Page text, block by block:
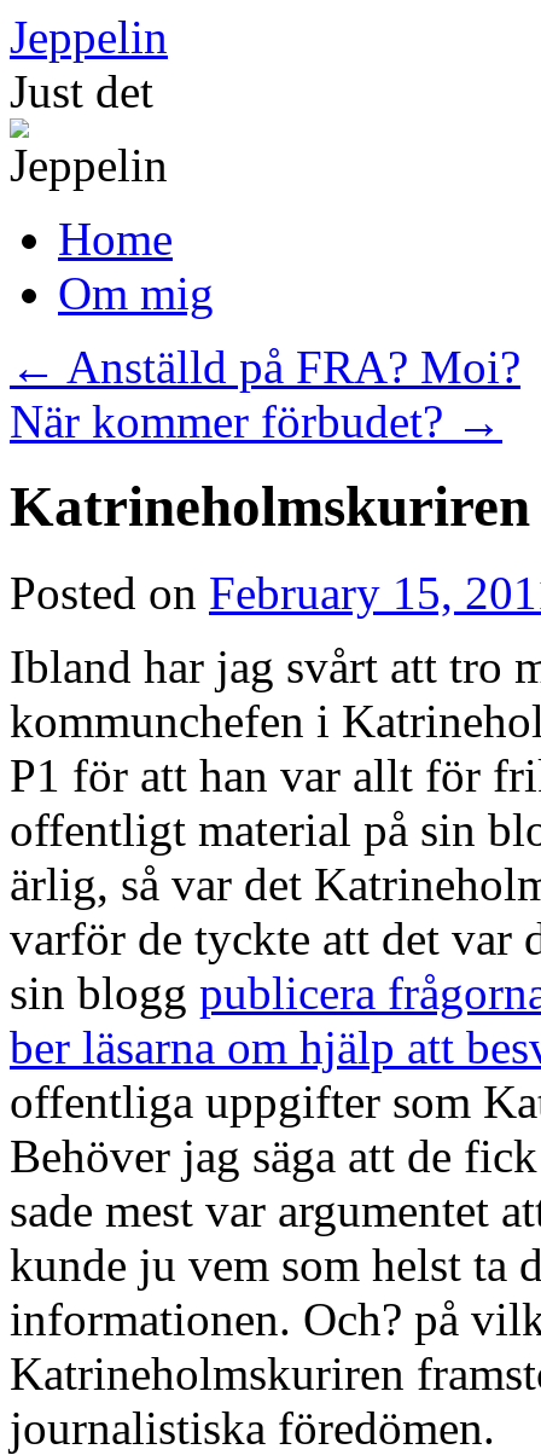
Skip
content
Jeppelin
Just det
Home
Om mig
← Anställd på FRA? Moi?
När kommer förbudet? →
Posted on February 15,
Ibland har jag svårt att tro
kommunchefen i
P1 för att han var allt för
offentligt material på sin
ärlig, så var det
varför de tyckte att det var
sin blogg publicera
ber läsarna om hjälp att
offentliga uppgifter som
Behöver jag säga att de
sade mest var argumentet
kunde ju vem som helst ta
informationen. Och? på
Katrineholmskuriren
journalistiska föredömen.